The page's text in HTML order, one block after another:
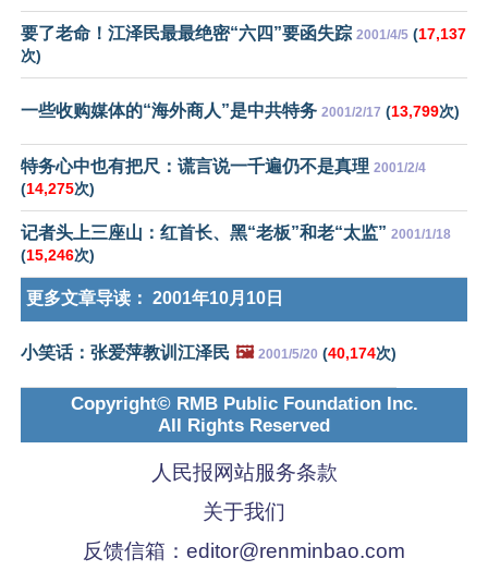
要了老命！江泽民最最绝密“六四”要函失踪 2001/4/5 (17,137
次)
一些收购媒体的“海外商人”是中共特务 2001/2/17 (13,799次)
特务心中也有把尺：谎言说一千遍仍不是真理 2001/2/4
(14,275次)
记者头上三座山：红首长、黑“老板”和老“太监” 2001/1/18
(15,246次)
更多文章导读： 2001年10月10日
小笑话：张爱萍教训江泽民 🖼️ 2001/5/20 (40,174次)
Copyright© RMB Public Foundation Inc.
All Rights Reserved
人民报网站服务条款
关于我们
反馈信箱： editor@renminbao.com